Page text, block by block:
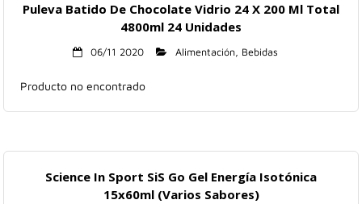
Hogar
Puleva Batido De Chocolate Vidrio 24 X 200 Ml Total
4800ml 24 Unidades
06/11 2020 Alimentación, Bebidas
Producto no encontrado
Science In Sport SiS Go Gel Energía Isotónica
15x60ml (Varios Sabores)